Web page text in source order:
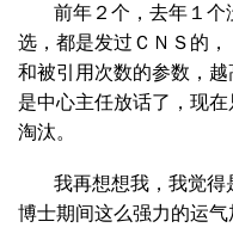
前年２个，去年１个
选，都是发过ＣＮＳ的
和被引用次数的参数，
是中心主任放话了，现
淘汰。
我再想想我，我觉得
博士期间这么强力的运气